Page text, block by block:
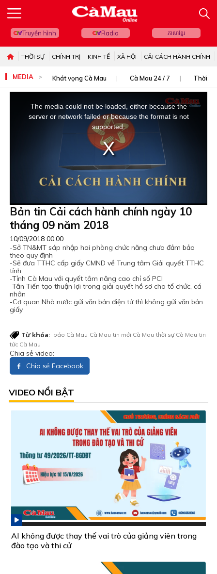
Truyền hình Radio ភាសាខ្មែរ
THỜI SỰ CHÍNH TRỊ KINH TẾ XÃ HỘI CẢI CÁCH HÀNH CHÍNH
MEDIA Khát vọng Cà Mau Cà Mau 24 / 7 Thời sự
The media could not be loaded, either because the
server or network failed or because the format is not
supported.
Bản tin Cải cách hành chính ngày 10
tháng 09 năm 2018
10/09/2018 00:00
-Sở TN&MT sáp nhập hai phòng chức năng chưa đảm bảo
theo quy định
-Sẽ đưa TTHC cấp giấy CMND về Trung tâm Giải quyết TTHC
tỉnh
-Tỉnh Cà Mau với quyết tâm nâng cao chỉ số PCI
-Tân Tiến tạo thuận lợi trong giải quyết hồ sơ cho tổ chức, cá
nhân
-Cơ quan Nhà nước gửi văn bản điện tử thì không gửi văn bản
giấy
Từ khóa: báo Cà Mau Cà Mau tin mới Cà Mau thời sự Cà Mau tin
tức Cà Mau
Chia sẻ video:
Chia sẻ Facebook
VIDEO NỔI BẬT
AI không được thay thế vai trò của giảng viên trong
đào tạo và thi cử